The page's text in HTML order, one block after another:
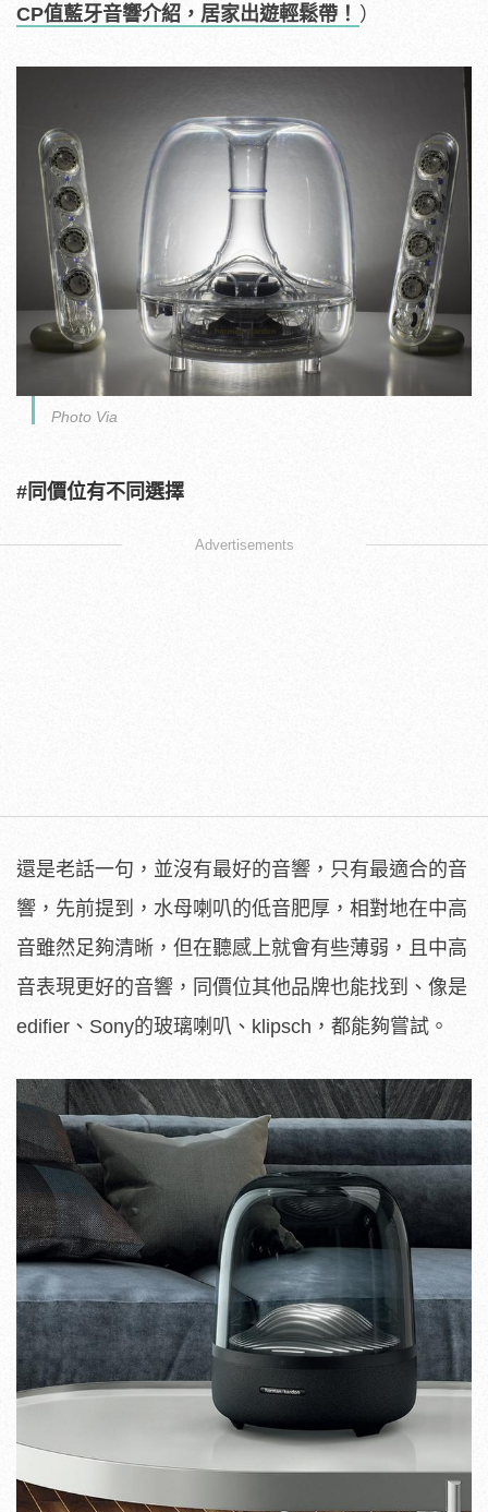
CP值藍牙音響介紹，居家出遊輕鬆帶！ ）
Photo Via
#同價位有不同選擇
Advertisements
還是老話一句，並沒有最好的音響，只有最適合的音
響，先前提到，水母喇叭的低音肥厚，相對地在中高
音雖然足夠清晰，但在聽感上就會有些薄弱，且中高
音表現更好的音響，同價位其他品牌也能找到、像是
edifier、Sony的玻璃喇叭、klipsch，都能夠嘗試。